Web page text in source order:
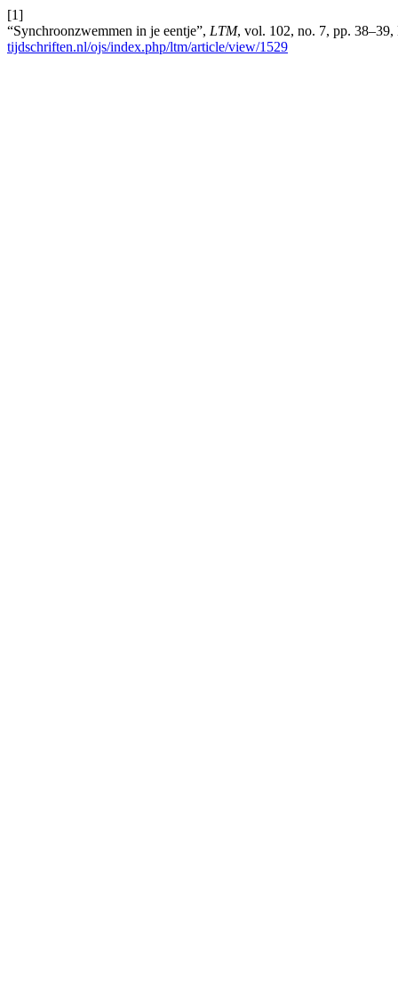
[1]
“Synchroonzwemmen in je eentje”, LTM, vol. 102, no. 7, pp.
tijdschriften.nl/ojs/index.php/ltm/article/view/1529